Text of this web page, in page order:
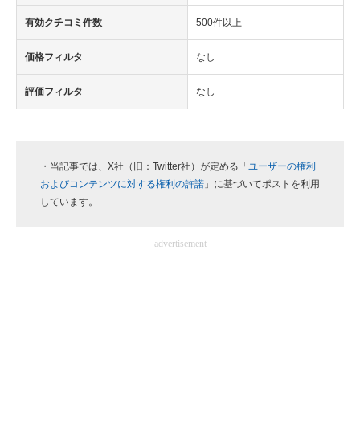
有効クチコミ件数 500件以上
価格フィルタ なし
評価フィルタ なし
・当記事では、X社（旧：Twitter社）が定める「 ユーザーの権利
およびコンテンツに対する権利の許諾 」に基づいてポストを利用
しています。
advertisement